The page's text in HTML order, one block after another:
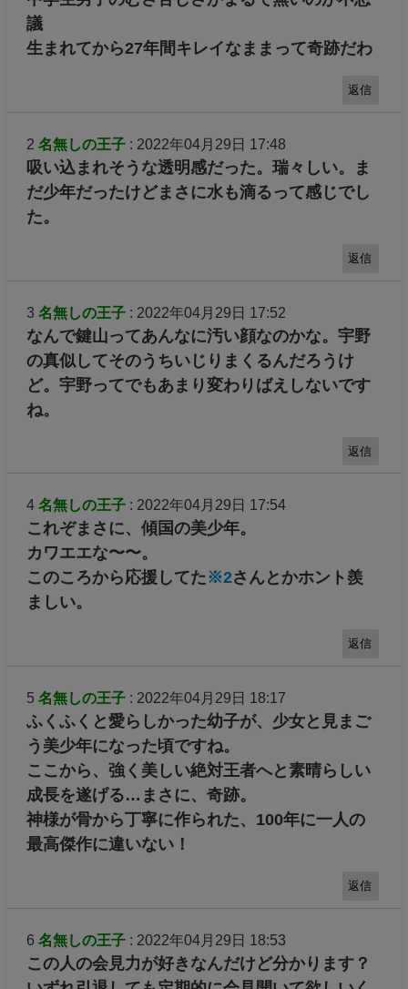
議
生まれてから27年間キレイなままって奇跡だわ
返信
2 名無しの王子: 2022年04月29日 17:48
吸い込まれそうな透明感だった。瑞々しい。ま
だ少年だったけどまさに水も滴るって感じでし
た。
返信
3 名無しの王子: 2022年04月29日 17:52
なんで鍵山ってあんなに汚い顔なのかな。宇野
の真似してそのうちいじりまくるんだろうけ
ど。宇野ってでもあまり変わりばえしないです
ね。
返信
4 名無しの王子: 2022年04月29日 17:54
これぞまさに、傾国の美少年。
カワエエな〜〜。
このころから応援してた※2さんとかホント羨
ましい。
返信
5 名無しの王子: 2022年04月29日 18:17
ふくふくと愛らしかった幼子が、少女と見まご
う美少年になった頃ですね。
ここから、強く美しい絶対王者へと素晴らしい
成長を遂げる…まさに、奇跡。
神様が骨から丁寧に作られた、100年に一人の
最高傑作に違いない！
返信
6 名無しの王子: 2022年04月29日 18:53
この人の会見力が好きなんだけど分かります？